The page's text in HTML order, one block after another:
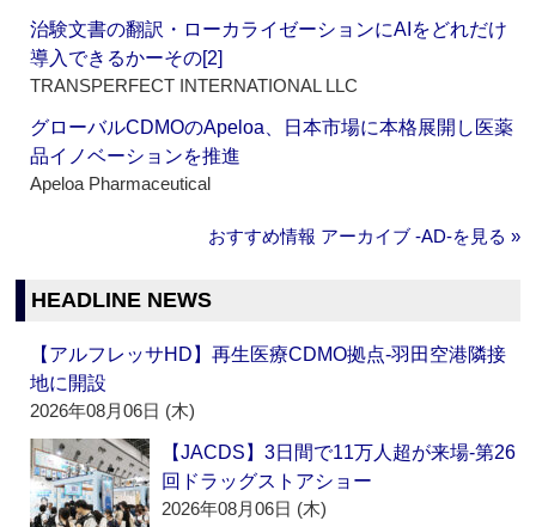
治験文書の翻訳・ローカライゼーションにAIをどれだけ
導入できるかーその[2]
TRANSPERFECT INTERNATIONAL LLC
グローバルCDMOのApeloa、日本市場に本格展開し医薬
品イノベーションを推進
Apeloa Pharmaceutical
おすすめ情報 アーカイブ ‐AD‐を見る »
HEADLINE NEWS
【アルフレッサHD】再生医療CDMO拠点‐羽田空港隣接
地に開設
2026年08月06日 (木)
【JACDS】3日間で11万人超が来場‐第26
回ドラッグストアショー
2026年08月06日 (木)